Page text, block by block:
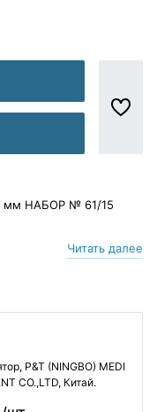
мм НАБОР № 61/15
Читать далее
P&T (NINGBO) MEDI
CO.,LTD, Китай.